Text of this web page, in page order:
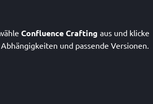
Confluence Crafting aus und klicke
und passende Versionen.